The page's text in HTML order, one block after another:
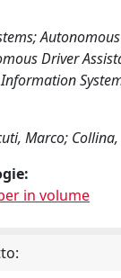
Driver
Marco;
in volume